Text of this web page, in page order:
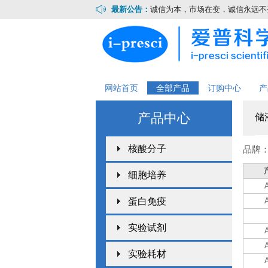
最新公告： 诚信为本，市场在变，诚信永远不
网站首页 全部产品 订购中心
产品中心
核酸分子
细胞培养
蛋白免疫
实验试剂
实验耗材
储
品牌